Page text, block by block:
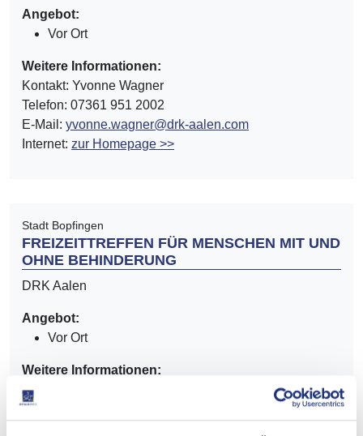
Angebot:
Vor Ort
Weitere Informationen:
Kontakt: Yvonne Wagner
Telefon: 07361 951 2002
E-Mail: yvonne.wagner@drk-aalen.com
Internet: zur Homepage >>
Stadt Bopfingen
FREIZEITTREFFEN FÜR MENSCHEN MIT UND
OHNE BEHINDERUNG
DRK Aalen
Angebot:
Vor Ort
Weitere Informationen:
Kontakt: Simon Gerstel
Adresse: Am Stadtgraben 16, 73441 Bopfingen